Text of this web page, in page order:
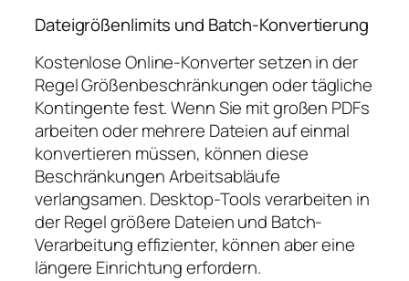
Dateigrößenlimits und Batch-Konvertierung
Kostenlose Online-Konverter setzen in der
Regel Größenbeschränkungen oder tägliche
Kontingente fest. Wenn Sie mit großen PDFs
arbeiten oder mehrere Dateien auf einmal
konvertieren müssen, können diese
Beschränkungen Arbeitsabläufe
verlangsamen. Desktop-Tools verarbeiten in
der Regel größere Dateien und Batch-
Verarbeitung effizienter, können aber eine
längere Einrichtung erfordern.